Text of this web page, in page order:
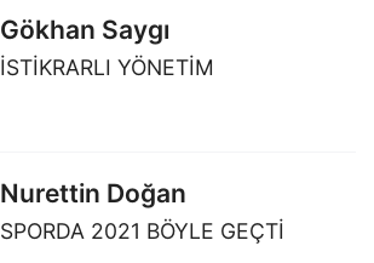
Gökhan Saygı
İSTİKRARLI YÖNETİM
Nurettin Doğan
SPORDA 2021 BÖYLE GEÇTİ